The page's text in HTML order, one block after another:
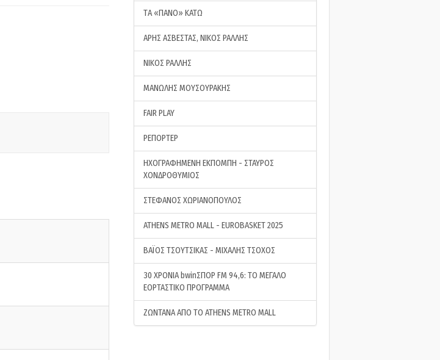
ΤA «ΠΑΝΟ» ΚΑΤΩ
ΑΡΗΣ ΑΣΒΕΣΤΑΣ, ΝΙΚΟΣ ΡΑΛΛΗΣ
ΝΙΚΟΣ ΡΑΛΛΗΣ
ΜΑΝΩΛΗΣ ΜΟΥΣΟΥΡΑΚΗΣ
FAIR PLAY
ΡΕΠΟΡΤΕΡ
ΗΧΟΓΡΑΦΗΜΕΝΗ ΕΚΠΟΜΠΗ - ΣΤΑΥΡΟΣ
ΧΟΝΔΡΟΘΥΜΙΟΣ
ΣΤΕΦΑΝΟΣ ΧΩΡΙΑΝΟΠΟΥΛΟΣ
ATHENS METRO MALL - EUROBASKET 2025
ΒΑΪΟΣ ΤΣΟΥΤΣΙΚΑΣ - ΜΙΧΑΛΗΣ ΤΣΟΧΟΣ
30 ΧΡΟΝΙΑ bwinΣΠΟΡ FM 94,6: ΤΟ ΜΕΓΑΛΟ
ΕΟΡΤΑΣΤΙΚΟ ΠΡΟΓΡΑΜΜΑ
ΖΩΝΤΑΝΑ ΑΠΟ ΤΟ ATHENS METRO MALL